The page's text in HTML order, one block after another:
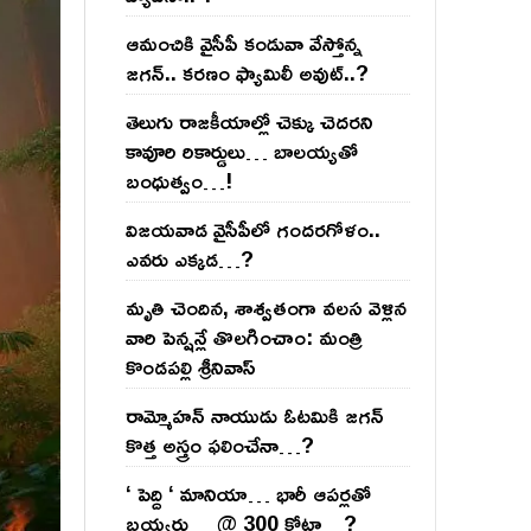
ఆమంచికి వైసీపీ కండువా వేస్తోన్న
జ‌గ‌న్‌.. క‌ర‌ణం ఫ్యామిలీ అవుట్‌..?
తెలుగు రాజ‌కీయాల్లో చెక్కు చెద‌ర‌ని
కావూరి రికార్డులు… బాల‌య్యతో
బంధుత్వం…!
విజ‌య‌వాడ వైసీపీలో గంద‌ర‌గోళం..
ఎవ‌రు ఎక్క‌డ‌…?
మృతి చెందిన, శాశ్వతంగా వలస వెళ్లిన
వారి పెన్ష‌న్లే తొల‌గించాం: మంత్రి
కొండపల్లి శ్రీనివాస్
రామ్మోహ‌న్ నాయుడు ఓట‌మికి జ‌గ‌న్
కొత్త అస్త్రం ఫ‌లించేనా…?
‘ పెద్ది ‘ మానియా… భారీ ఆప‌ర్ల‌తో
బ‌య్య‌ర్లు… @ 300 కోట్లా…?